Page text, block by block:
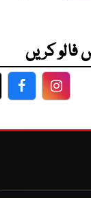
فالو کریں
Facebook